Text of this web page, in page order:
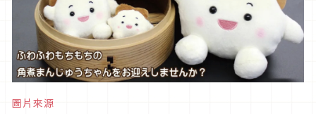
圖片來源